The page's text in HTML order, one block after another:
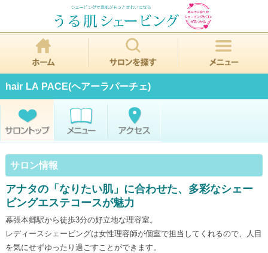
hair LA PACE(ヘアーラパーチェ)
サロン情報
アナタの「なりたい肌」に合わせた、多彩なシェー
ビングエステコースが魅力
幕張本郷駅から徒歩3分の好立地な理容室。
レディースシェービングは女性理容師が個室で担当してくれるので、人目
を気にせずゆったり過ごすことができます。